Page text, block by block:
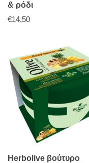
& ρόδι
€14,50
Herbolive βούτυρο